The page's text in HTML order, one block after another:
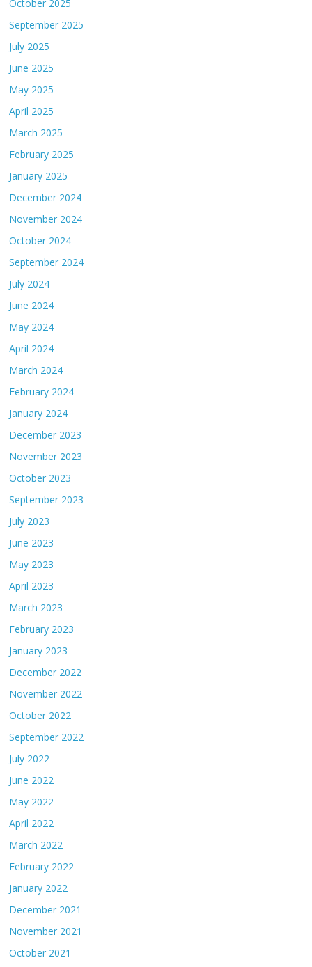
October 2025
September 2025
July 2025
June 2025
May 2025
April 2025
March 2025
February 2025
January 2025
December 2024
November 2024
October 2024
September 2024
July 2024
June 2024
May 2024
April 2024
March 2024
February 2024
January 2024
December 2023
November 2023
October 2023
September 2023
July 2023
June 2023
May 2023
April 2023
March 2023
February 2023
January 2023
December 2022
November 2022
October 2022
September 2022
July 2022
June 2022
May 2022
April 2022
March 2022
February 2022
January 2022
December 2021
November 2021
October 2021